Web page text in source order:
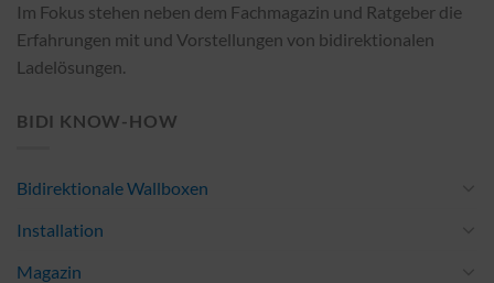
Im Fokus stehen neben dem Fachmagazin und Ratgeber die
Erfahrungen mit und Vorstellungen von bidirektionalen
Ladelösungen.
BIDI KNOW-HOW
Bidirektionale Wallboxen
Installation
Magazin